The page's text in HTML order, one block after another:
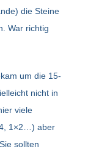
die Steine
War richtig
um die 15-
nicht in
viele
1×2…) aber
sollten